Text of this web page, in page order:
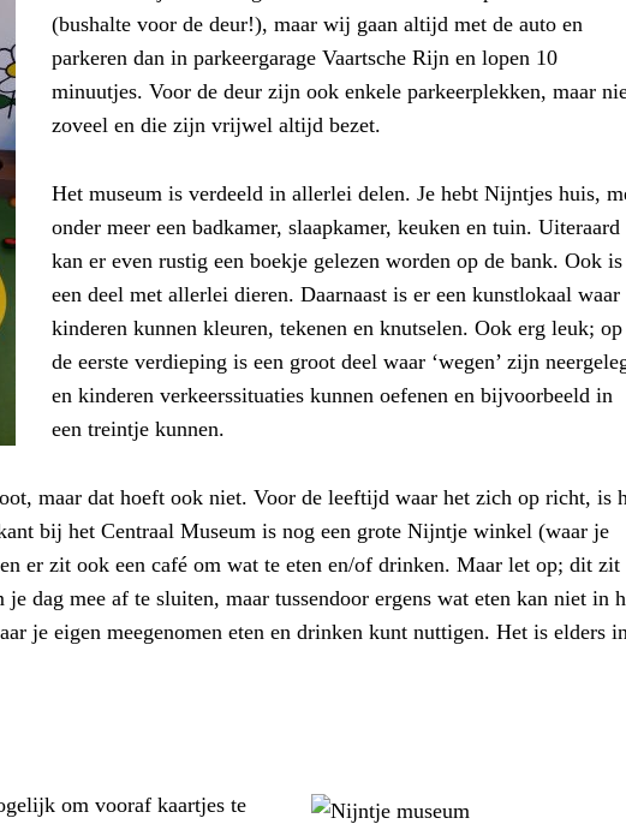
(bushalte voor de deur!), maar wij gaan altijd met de auto en
parkeren dan in parkeergarage Vaartsche Rijn en lopen 10
minuutjes. Voor de deur zijn ook enkele parkeerplekken, maar
zoveel en die zijn vrijwel altijd bezet.
Het museum is verdeeld in allerlei delen. Je hebt Nijntjes huis,
onder meer een badkamer, slaapkamer, keuken en tuin. Uiteraard
kan er even rustig een boekje gelezen worden op de bank. Ook
een deel met allerlei dieren. Daarnaast is er een kunstlokaal waar
kinderen kunnen kleuren, tekenen en knutselen. Ook erg leuk; op
de eerste verdieping is een groot deel waar ‘wegen’ zijn
en kinderen verkeerssituaties kunnen oefenen en bijvoorbeeld in
een treintje kunnen.
maar dat hoeft ook niet. Voor de leeftijd waar het zich op richt, is
bij het Centraal Museum is nog een grote Nijntje winkel (waar je
er zit ook een café om wat te eten en/of drinken. Maar let op; dit zit
dag mee af te sluiten, maar tussendoor ergens wat eten kan niet in
je eigen meegenomen eten en drinken kunt nuttigen. Het is elders
om vooraf kaartjes te